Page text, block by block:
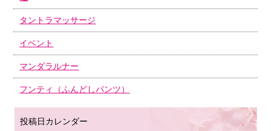
タントラマッサージ
イベント
マンダラルナー
フンティ（ふんどしパンツ）
投稿日カレンダー